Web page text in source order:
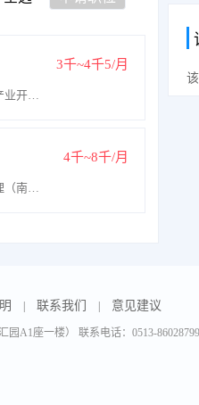
3千~4千5/月
南通高新技术产业开发区强虎小吃店
4千~8千/月
大管家企业管理（南通）有限公司
联系我们 意见建议
A1座一楼） 联系电话：0513-86028799